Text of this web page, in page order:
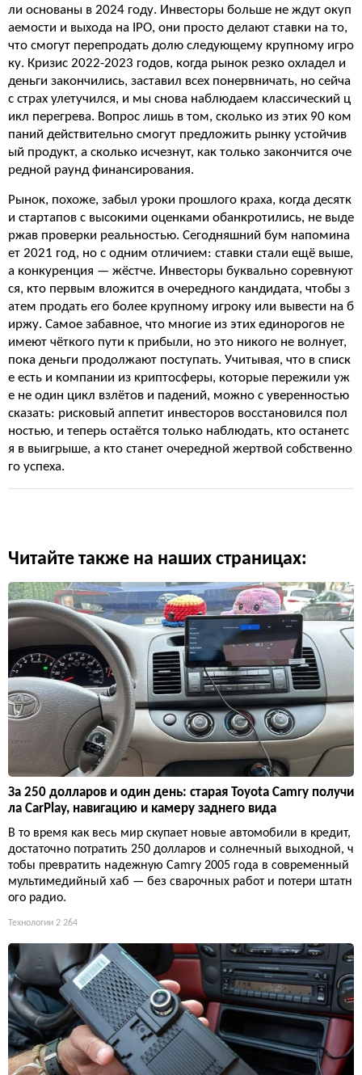
ли основаны в 2024 году. Инвесторы больше не ждут окуп
аемости и выхода на IPO, они просто делают ставки на то,
что смогут перепродать долю следующему крупному игро
ку. Кризис 2022-2023 годов, когда рынок резко охладел и
деньги закончились, заставил всех понервничать, но сейча
с страх улетучился, и мы снова наблюдаем классический ц
икл перегрева. Вопрос лишь в том, сколько из этих 90 ком
паний действительно смогут предложить рынку устойчив
ый продукт, а сколько исчезнут, как только закончится оче
редной раунд финансирования.
Рынок, похоже, забыл уроки прошлого краха, когда десятк
и стартапов с высокими оценками обанкротились, не выде
ржав проверки реальностью. Сегодняшний бум напомина
ет 2021 год, но с одним отличием: ставки стали ещё выше,
а конкуренция — жёстче. Инвесторы буквально соревнуют
ся, кто первым вложится в очередного кандидата, чтобы з
атем продать его более крупному игроку или вывести на б
иржу. Самое забавное, что многие из этих единорогов не
имеют чёткого пути к прибыли, но это никого не волнует,
пока деньги продолжают поступать. Учитывая, что в списк
е есть и компании из криптосферы, которые пережили уж
е не один цикл взлётов и падений, можно с уверенностью
сказать: рисковый аппетит инвесторов восстановился пол
ностью, и теперь остаётся только наблюдать, кто останетс
я в выигрыше, а кто станет очередной жертвой собственно
го успеха.
Читайте также на наших страницах:
За 250 долларов и один день: старая Toyota Camry получи
ла CarPlay, навигацию и камеру заднего вида
В то время как весь мир скупает новые автомобили в кредит,
достаточно потратить 250 долларов и солнечный выходной, ч
тобы превратить надежную Camry 2005 года в современный
мультимедийный хаб — без сварочных работ и потери штатн
ого радио.
Технологии 2 264